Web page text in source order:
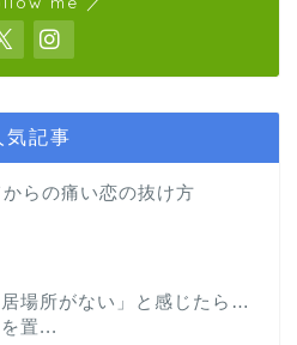
気記事
らの痛い恋の抜け方
居場所がない」と感じたら…
置...